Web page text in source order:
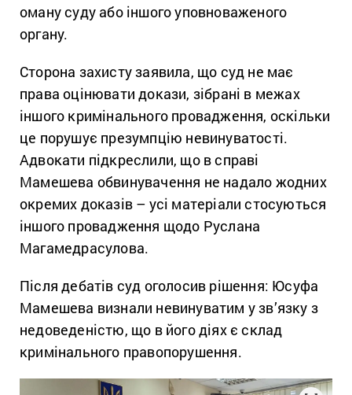
оману суду або іншого уповноваженого
органу.
Сторона захисту заявила, що суд не має
права оцінювати докази, зібрані в межах
іншого кримінального провадження, оскільки
це порушує презумпцію невинуватості.
Адвокати підкреслили, що в справі
Мамешева обвинувачення не надало жодних
окремих доказів – усі матеріали стосуються
іншого провадження щодо Руслана
Магамедрасулова.
Після дебатів суд оголосив рішення: Юсуфа
Мамешева визнали невинуватим у зв’язку з
недоведеністю, що в його діях є склад
кримінального правопорушення.